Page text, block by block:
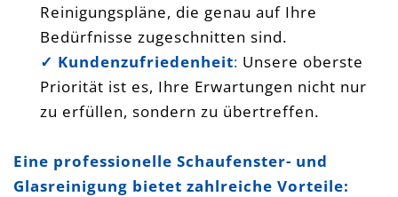
Reinigungspläne, die genau auf Ihre
Bedürfnisse zugeschnitten sind.
✓ Kundenzufriedenheit: Unsere oberste
Priorität ist es, Ihre Erwartungen nicht nur
zu erfüllen, sondern zu übertreffen.
Eine professionelle Schaufenster- und
Glasreinigung bietet zahlreiche Vorteile: